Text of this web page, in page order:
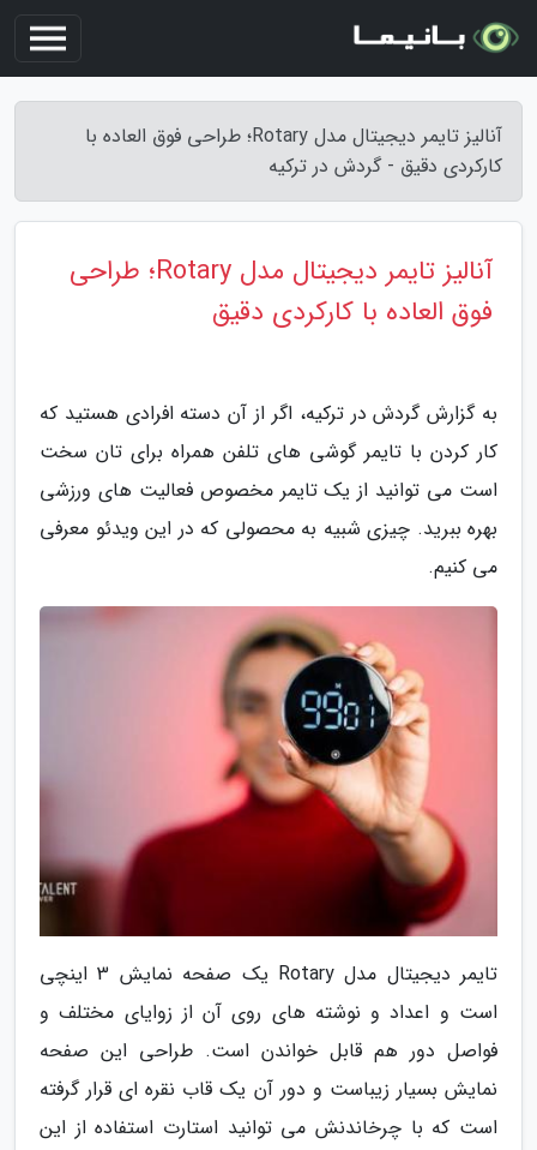
آنالیز تایمر دیجیتال مدل Rotary؛ طراحی فوق العاده با
کارکردی دقیق - گردش در ترکیه
آنالیز تایمر دیجیتال مدل Rotary؛ طراحی
فوق العاده با کارکردی دقیق
به گزارش گردش در ترکیه، اگر از آن دسته افرادی هستید که
کار کردن با تایمر گوشی های تلفن همراه برای تان سخت
است می توانید از یک تایمر مخصوص فعالیت های ورزشی
بهره ببرید. چیزی شبیه به محصولی که در این ویدئو معرفی
می کنیم.
تایمر دیجیتال مدل Rotary یک صفحه نمایش 3 اینچی
است و اعداد و نوشته های روی آن از زوایای مختلف و
فواصل دور هم قابل خواندن است. طراحی این صفحه
نمایش بسیار زیباست و دور آن یک قاب نقره ای قرار گرفته
است که با چرخاندنش می توانید استارت استفاده از این